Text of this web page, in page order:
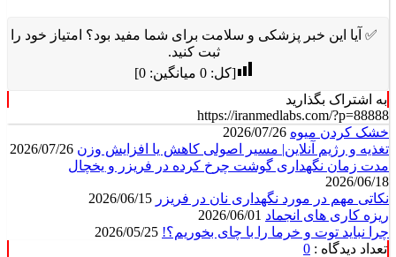
✅ آیا این خبر پزشکی و سلامت برای شما مفید بود؟ امتیاز خود را
ثبت کنید.
[کل:0 میانگین:0
]
به اشتراک بگذارید
https://iranmedlabs.com/?p=88888
خشک کردن میوه
تغذیه و رژیم آنلاین| مسیر اصولی کاهش یا افزایش وزن
مدت زمان نگهداری گوشت چرخ کرده در فریزر و یخچال
2026/06/18
نکاتی مهم در مورد نگهداری نان در فریزر
ریزه کاری های انجماد
چرا نباید توت و خرما را با چای بخوریم؟!
تعداد دیدگاه : 0